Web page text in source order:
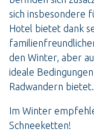
sich insbesondere
Hotel bietet dank
den Winter, aber
ideale
Radwandern bietet.
Im Winter
Schneeketten!